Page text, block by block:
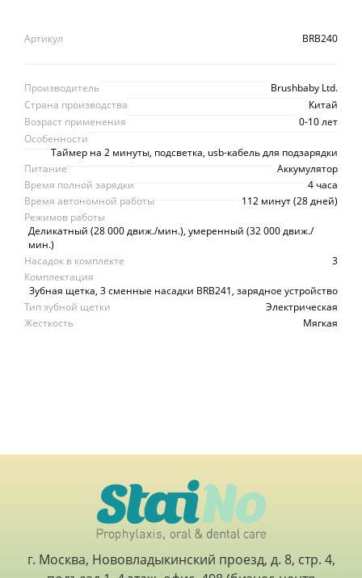
Артикул BRB240
Производитель
Brushbaby Ltd.
Страна производства
Китай
Возраст применения
0-10 лет
Особенности
Таймер на 2 минуты, подсветка, usb-кабель для подзарядки
Питание
Аккумулятор
Время полной зарядки
4 часа
Время автономной работы
112 минут (28 дней)
Режимов работы
Деликатный (28 000 движ./мин.), умеренный (32 000 движ./
мин.)
Насадок в комплекте
3
Комплектация
Зубная щетка, 3 сменные насадки BRB241, зарядное устройство
Тип зубной щетки
Электрическая
Жесткость
Мягкая
г. Москва, Нововладыкинский проезд, д. 8, стр. 4,